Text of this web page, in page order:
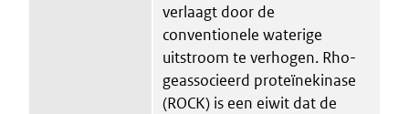
verlaagt door de
conventionele waterige
uitstroom te verhogen. Rho-
geassocieerd proteïnekinase
(ROCK) is een eiwit dat de